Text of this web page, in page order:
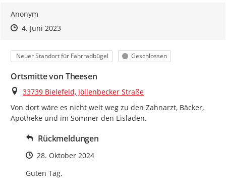
Anonym
Zeitpunkt des Erstellens
Zeitpunkt des Erstellens
4. Juni 2023Zur Äußerung
Kategorie
Neuer Standort für Fahrradbügel Status
Geschlossen
Ortsmitte von Theesen
Ort
33739 Bielefeld, Jöllenbecker Straße
Von dort wäre es nicht weit weg zu den Zahnarzt, Bäcker,
Apotheke und im Sommer den Eisladen.
Rückmeldungen
Zeitpunkt des Erstellens
28. Oktober 2024
Guten Tag,